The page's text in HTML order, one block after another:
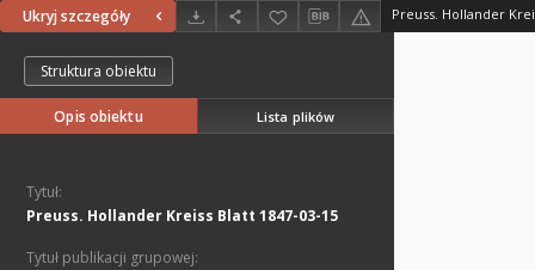
Ukryj szczegóły Preuss. Hollander
Struktura obiektu
Opis obiektu Lista plików
Tytuł:
Preuss. Hollander Kreiss Blatt 1847-03-15
Tytuł publikacji grupowej: